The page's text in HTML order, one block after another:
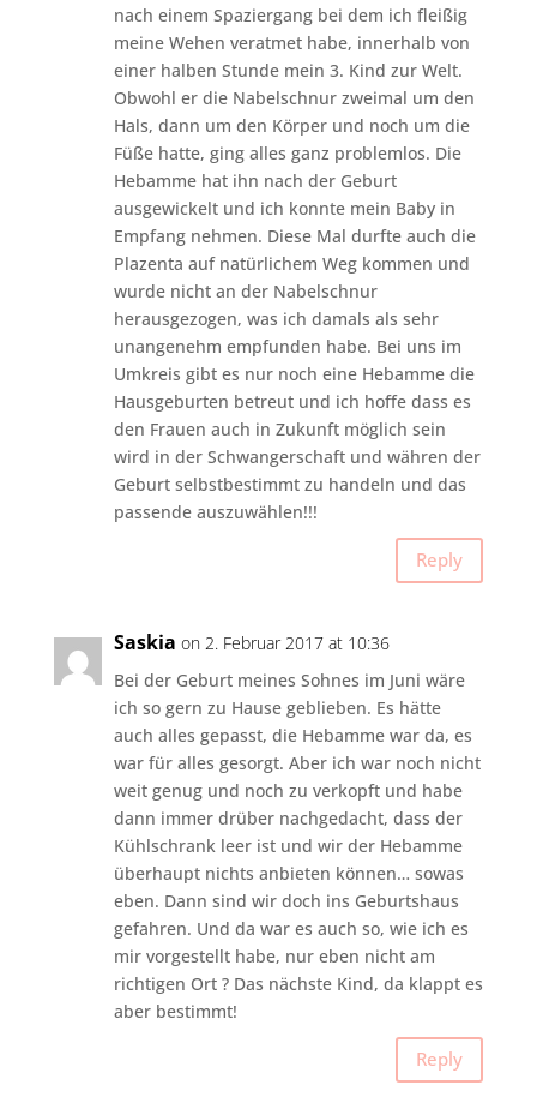
nach einem Spaziergang bei dem ich fleißig
meine Wehen veratmet habe, innerhalb von
einer halben Stunde mein 3. Kind zur Welt.
Obwohl er die Nabelschnur zweimal um den
Hals, dann um den Körper und noch um die
Füße hatte, ging alles ganz problemlos. Die
Hebamme hat ihn nach der Geburt
ausgewickelt und ich konnte mein Baby in
Empfang nehmen. Diese Mal durfte auch die
Plazenta auf natürlichem Weg kommen und
wurde nicht an der Nabelschnur
herausgezogen, was ich damals als sehr
unangenehm empfunden habe. Bei uns im
Umkreis gibt es nur noch eine Hebamme die
Hausgeburten betreut und ich hoffe dass es
den Frauen auch in Zukunft möglich sein
wird in der Schwangerschaft und währen der
Geburt selbstbestimmt zu handeln und das
passende auszuwählen!!!
Reply
Saskia on 2. Februar 2017 at 10:36
Bei der Geburt meines Sohnes im Juni wäre
ich so gern zu Hause geblieben. Es hätte
auch alles gepasst, die Hebamme war da, es
war für alles gesorgt. Aber ich war noch nicht
weit genug und noch zu verkopft und habe
dann immer drüber nachgedacht, dass der
Kühlschrank leer ist und wir der Hebamme
überhaupt nichts anbieten können… sowas
eben. Dann sind wir doch ins Geburtshaus
gefahren. Und da war es auch so, wie ich es
mir vorgestellt habe, nur eben nicht am
richtigen Ort ? Das nächste Kind, da klappt es
aber bestimmt!
Reply